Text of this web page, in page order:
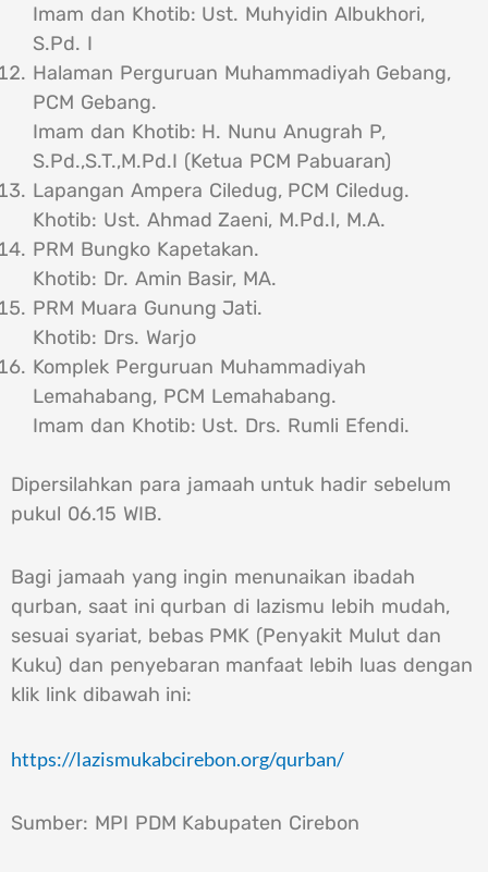
Imam dan Khotib: Ust. Muhyidin Albukhori,
S.Pd. I
Halaman Perguruan Muhammadiyah Gebang,
PCM Gebang.
Imam dan Khotib: H. Nunu Anugrah P,
S.Pd.,S.T.,M.Pd.I (Ketua PCM Pabuaran)
Lapangan Ampera Ciledug, PCM Ciledug.
Khotib: Ust. Ahmad Zaeni, M.Pd.I, M.A.
PRM Bungko Kapetakan.
Khotib: Dr. Amin Basir, MA.
PRM Muara Gunung Jati.
Khotib: Drs. Warjo
Komplek Perguruan Muhammadiyah
Lemahabang, PCM Lemahabang.
Imam dan Khotib: Ust. Drs. Rumli Efendi.
Dipersilahkan para jamaah untuk hadir sebelum
pukul 06.15 WIB.
Bagi jamaah yang ingin menunaikan ibadah
qurban, saat ini qurban di lazismu lebih mudah,
sesuai syariat, bebas PMK (Penyakit Mulut dan
Kuku) dan penyebaran manfaat lebih luas dengan
klik link dibawah ini:
https://lazismukabcirebon.org/qurban/
Sumber: MPI PDM Kabupaten Cirebon